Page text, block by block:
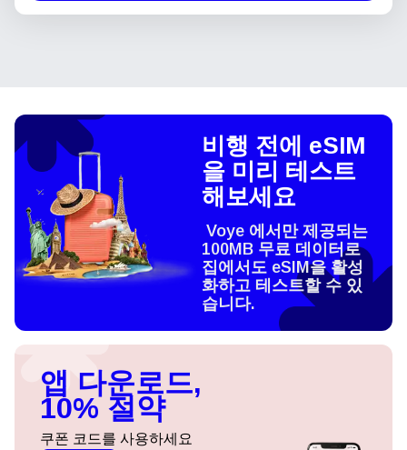
비행 전에 eSIM
을 미리 테스트
해보세요
Voye 에서만 제공되는
100MB 무료 데이터로
집에서도 eSIM을 활성
화하고 테스트할 수 있
습니다.
앱 다운로드,
10% 절약
쿠폰 코드를 사용하세요